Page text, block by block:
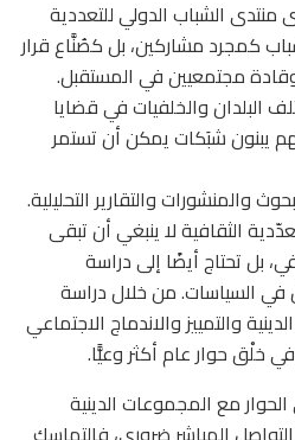
الشباب الدولي للتعددية
كمجرد مشاركين، بل كصُنَّاع قرار
مجتمعيين في المستقبل.
البلدان والخلفيات في قضايا
يبنون شبَكات يمكن أن تستمر
والمنشورات والتقارير التحليلية.
الثقافية لا ينبغي أن تبقى
بل تحتاج أيضًا إلى دراسة
في السياسات. من خلال دراسة
والتمييز والاندماج الاجتماعي
خلْق حوار عام أكثر وعيًّا.
مع المجموعات الدينية